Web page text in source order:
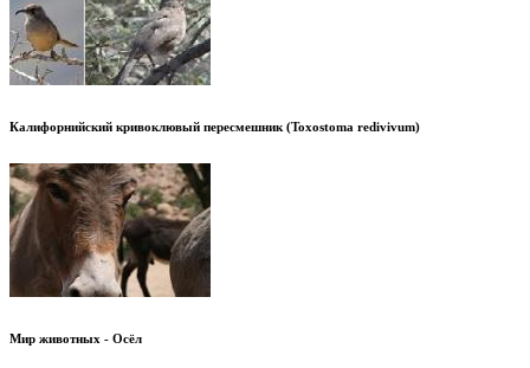
Калифорнийский кривоклювый пересмешник (Toxostoma redivivum)
Мир животных - Осёл